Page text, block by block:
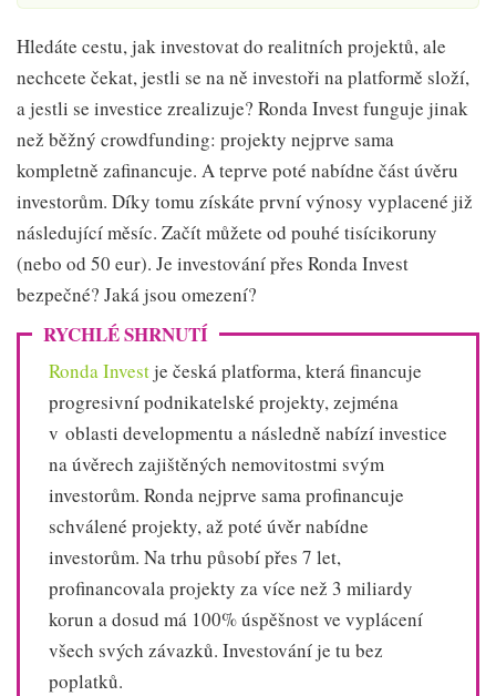
Hledáte cestu, jak investovat do realitních projektů, ale
nechcete čekat, jestli se na ně investoři na platformě složí,
a jestli se investice zrealizuje? Ronda Invest funguje jinak
než běžný crowdfunding: projekty nejprve sama
kompletně zafinancuje. A teprve poté nabídne část úvěru
investorům. Díky tomu získáte první výnosy vyplacené již
následující měsíc. Začít můžete od pouhé tisícikoruny
(nebo od 50 eur). Je investování přes Ronda Invest
bezpečné? Jaká jsou omezení?
RYCHLÉ SHRNUTÍ
Ronda Investje česká platforma, která financuje
progresivní podnikatelské projekty, zejména
v oblasti developmentu a následně nabízí investice
na úvěrech zajištěných nemovitostmi svým
investorům. Ronda nejprve sama profinancuje
schválené projekty, až poté úvěr nabídne
investorům. Na trhu působí přes 7 let,
profinancovala projekty za více než 3 miliardy
korun a dosud má 100% úspěšnost ve vyplácení
všech svých závazků. Investování je tu bez
poplatků.